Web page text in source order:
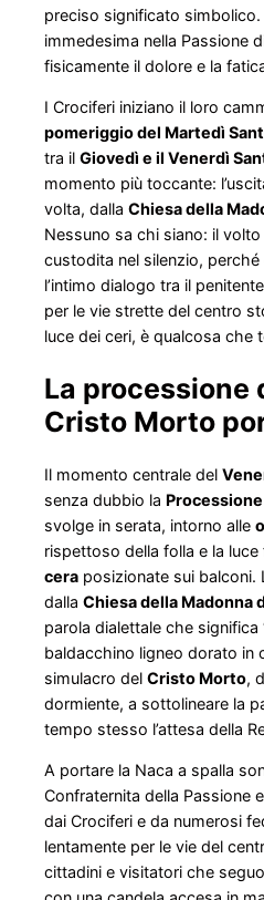
preciso significato
immedesima nella Passione
fisicamente il dolore e la
I Crociferi iniziano il loro
pomeriggio del Martedì
tra il Giovedì e il Venerdì
momento più toccante:
volta, dalla Chiesa della
Nessuno sa chi siano: il volto
custodita nel silenzio,
l’intimo dialogo tra il
per le vie strette del centro
luce dei ceri, è qualcosa che
La processione
Cristo Morto
Il momento centrale del
senza dubbio la
svolge in serata, intorno alle
rispettoso della folla e la luce
cera posizionate sui balconi.
dalla Chiesa della Madonna
parola dialettale che significa
baldacchino ligneo dorato in
simulacro del Cristo Morto,
dormiente, a sottolineare la
tempo stesso l’attesa della
A portare la Naca a spalla
Confraternita della Passione
dai Crociferi e da numerosi
lentamente per le vie del
cittadini e visitatori che